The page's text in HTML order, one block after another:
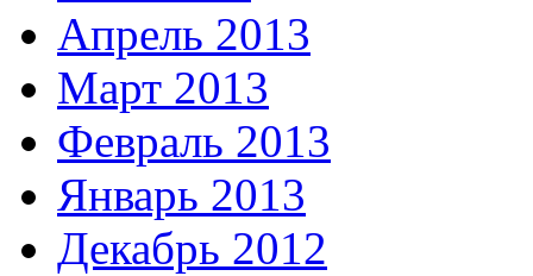
Апрель 2013
Март 2013
Февраль 2013
Январь 2013
Декабрь 2012